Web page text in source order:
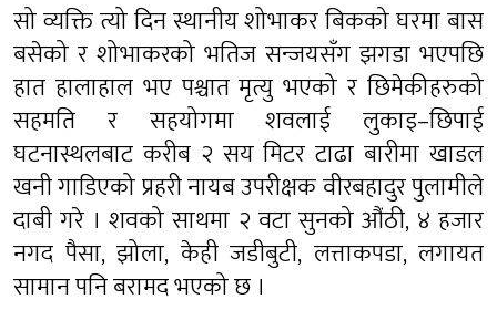
सो व्यक्ति त्यो दिन स्थानीय शोभाकर बिकको घरमा बास
बसेको र शोभाकरको भतिज सन्जयसँग झगडा भएपछि
हात हालाहाल भए पश्चात मृत्यु भएको र छिमेकीहरुको
सहमति र सहयोगमा शवलाई लुकाइ–छिपाई
घटनास्थलबाट करीब २ सय मिटर टाढा बारीमा खाडल
खनी गाडिएको प्रहरी नायब उपरीक्षक वीरबहादुर पुलामीले
दाबी गरे । शवको साथमा २ वटा सुनको औंठी, ४ हजार
नगद पैसा, झोला, केही जडीबुटी, लत्ताकपडा, लगायत
सामान पनि बरामद भएको छ ।